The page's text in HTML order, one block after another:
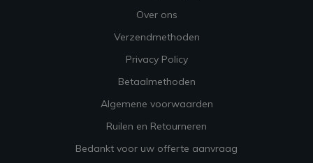
Over ons
Verzendmethoden
Privacy Policy
Betaalmethoden
Algemene voorwaarden
Ruilen en Retourneren
Bedankt voor uw offerte aanvraag